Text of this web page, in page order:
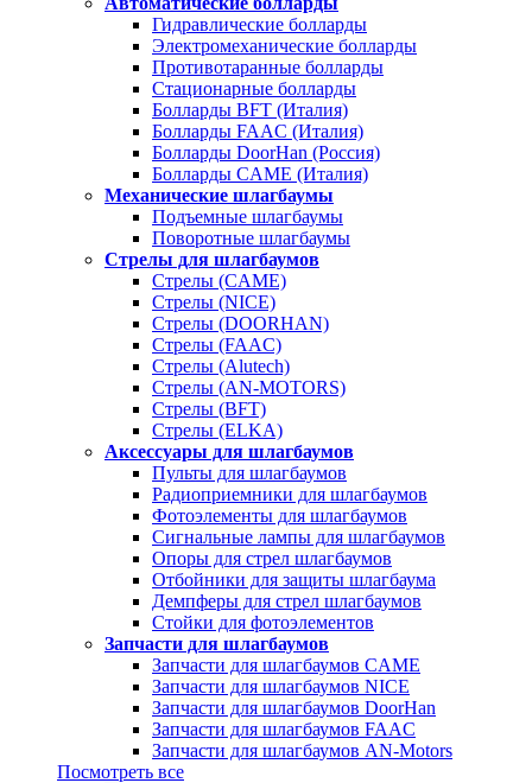
Гидравлические болларды
Электромеханические болларды
Противотаранные болларды
Стационарные болларды
Болларды BFT (Италия)
Болларды FAAC (Италия)
Болларды DoorHan (Россия)
Болларды CAME (Италия)
Механические шлагбаумы
Подъемные шлагбаумы
Поворотные шлагбаумы
Стрелы для шлагбаумов
Стрелы (CAME)
Стрелы (NICE)
Стрелы (DOORHAN)
Стрелы (FAAC)
Стрелы (Alutech)
Стрелы (AN-MOTORS)
Стрелы (BFT)
Стрелы (ELKA)
Аксессуары для шлагбаумов
Пульты для шлагбаумов
Радиоприемники для шлагбаумов
Фотоэлементы для шлагбаумов
Сигнальные лампы для шлагбаумов
Опоры для стрел шлагбаумов
Отбойники для защиты шлагбаума
Демпферы для стрел шлагбаумов
Стойки для фотоэлементов
Запчасти для шлагбаумов
Запчасти для шлагбаумов CAME
Запчасти для шлагбаумов NICE
Запчасти для шлагбаумов DoorHan
Запчасти для шлагбаумов FAAC
Запчасти для шлагбаумов AN-Motors
Посмотреть все